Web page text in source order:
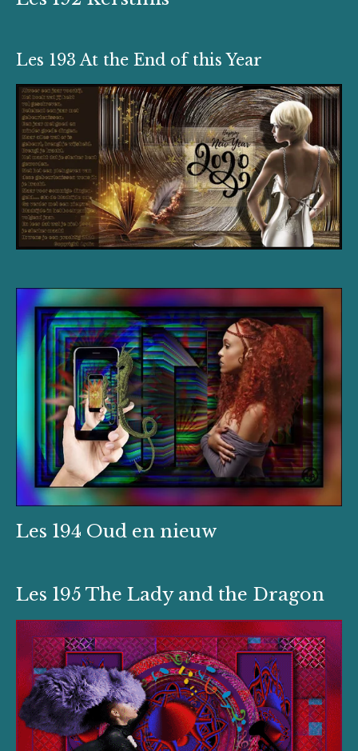
Les 193 At the End of this Year
Les 194 Oud en nieuw
Les 195 The Lady and the Dragon